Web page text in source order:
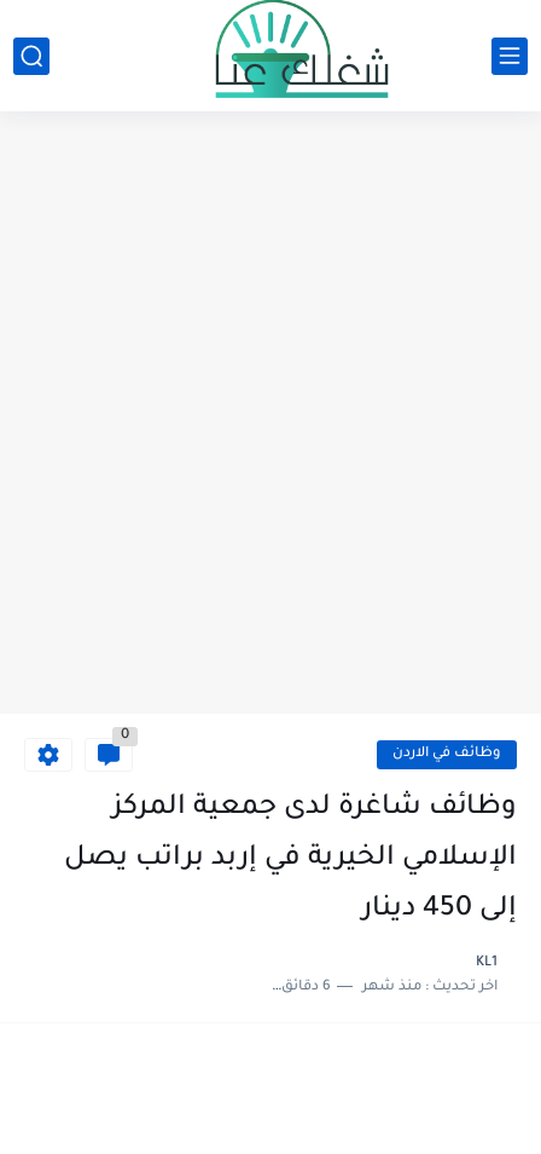
وظائف في الاردن
0
وظائف شاغرة لدى جمعية المركز
الإسلامي الخيرية في إربد براتب يصل
إلى 450 دينار
KL1
اخر تحديث :منذ شهر 6 دقائق للقراءة